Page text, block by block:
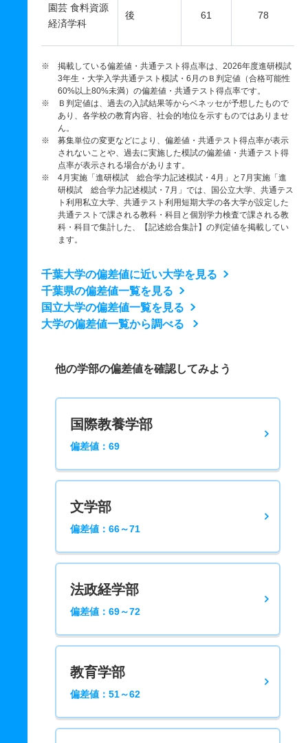
園芸 食料資源
経済学科
後 61 78
※ 掲載している偏差値・共通テスト得点率は、2026年度進研模試
3年生・大学入学共通テスト模試・6月のＢ判定値（合格可能性
60%以上80%未満）の偏差値・共通テスト得点率です。
※ Ｂ判定値は、過去の入試結果等からベネッセが予想したもので
あり、各学校の教育内容、社会的地位を示すものではありませ
ん。
※ 募集単位の変更などにより、偏差値・共通テスト得点率が表示
されないことや、過去に実施した模試の偏差値・共通テスト得
点率が表示される場合があります。
※ 4月実施「進研模試 総合学力記述模試・4月」と7月実施「進
研模試 総合学力記述模試・7月」では、国公立大学、共通テス
ト利用私立大学、共通テスト利用短期大学の各大学が設定した
共通テストで課される教科・科目と個別学力検査で課される教
科・科目で集計した、【記述総合集計】の判定値を掲載してい
ます。
千葉大学の偏差値に近い大学を見る
千葉県の偏差値一覧を見る
国立大学の偏差値一覧を見る
大学の偏差値一覧から調べる
他の学部の偏差値を確認してみよう
国際教養学部
偏差値：69
文学部
偏差値：66～71
法政経学部
偏差値：69～72
教育学部
偏差値：51～62